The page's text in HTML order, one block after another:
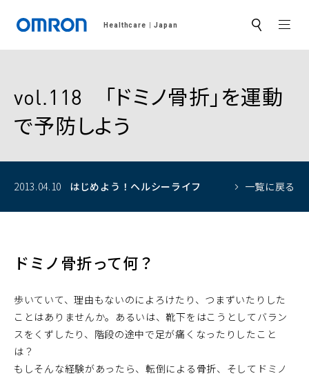
Healthcare Japan サ
ト
索
vol.118 「ドミノ骨折」を運動
で予防しよう
2013.04.10 はじめよう！ ヘルシーライフ 一覧に戻る
ドミノ骨折って何？
歩いていて、理由もないのによろけたり、つまずいたりした
ことはありませんか。あるいは、靴下をはこうとしてバラン
スをくずしたり、階段の途中で足が痛くなったりしたこと
は？
もしそんな経験があったら、転倒による骨折、そしてドミノ